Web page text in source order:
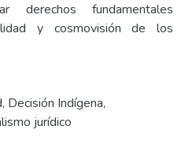
derechos fundamentales
y cosmovisión de los
, Decisión Indígena,
jurídico